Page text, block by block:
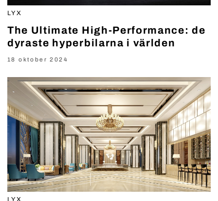
LYX
The Ultimate High-Performance: de
dyraste hyperbilarna i världen
18 oktober 2024
LYX